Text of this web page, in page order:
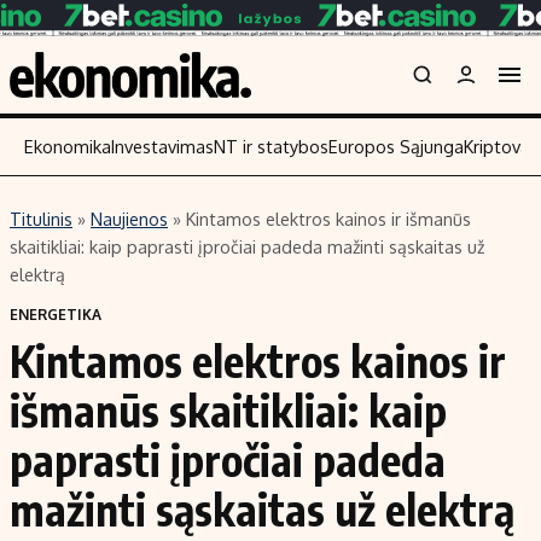
Turinys
Naujienos
Aplinka
Verslas
Energetika
Ekonomika
Politika
NT ir statybos
Skaitykite
Žemės ūkis
Technologijos
EkonomikaInvestavimasNT ir statybosEuropos Sąjunga
Titulinis » Naujienos » Kintamos elektros kainos ir išmanūs
skaitikliai: kaip paprasti įpročiai padeda mažinti sąskaitas už
elektrą
ENERGETIKA
Kintamos elektros kainos ir
išmanūs skaitikliai: kaip
paprasti įpročiai padeda
mažinti sąskaitas už elektrą